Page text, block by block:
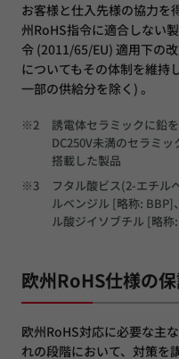
お客様と仕入先様の協力を
州RoHS指令に適合しない
令 (2011/65/EU) 適用下の
についてもその体制を維持
一部の供給分を除く) 。
※2
誘電体セラミックに鉛
DC250V未満のセラミ
搭載した製品
※3
フタル酸ビス(2-エチル
ルベンジル [略称: BBP]
ル酸ジイソブチル [略称
欧州RoHS仕様の
欧州RoHS対応に必要な主
れの段階において、対策を